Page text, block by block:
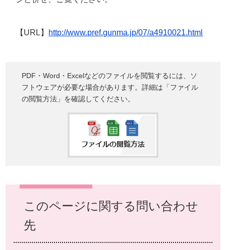
【URL】 http://www.pref.gunma.jp/07/a4910021.html
PDF・Word・Excelなどのファイルを閲覧するには、ソ
フトウェアが必要な場合があります。詳細は「ファイル
の閲覧方法」を確認してください。
このページに関する問い合わせ
先